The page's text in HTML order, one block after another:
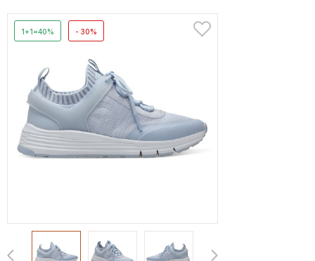
1+1=40% - 30%